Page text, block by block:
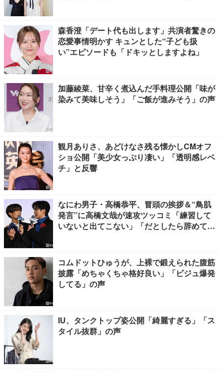
森香澄「デート代も出します」共演者驚きの
恋愛事情明かす キュンとした“子ども扱
い”エピソードも「ドキッとしますよね」
加藤綾菜、甘辛く煮込んだ手料理公開「味が
染みて美味しそう」「ご飯が進みそう」の声
観月ありさ、あどけなさ残る懐かしCMオフ
ショ公開「美少女っぷり凄い」「透明感レベ
チ」と反響
なにわ男子・高橋恭平、冒頭の挨拶＆“鳥肌
発言”に高橋文哉が速攻ツッコミ「練習して
いないと出てこない」「だとしたら辞めてく
コムドットひゅうが、上裸で鍛えられた腹筋
披露「めちゃくちゃ格好良い」「ビジュ爆発
してる」の声
IU、タンクトップ姿公開「綺麗すぎる」「ス
タイル抜群」の声